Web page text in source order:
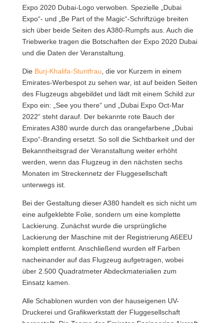
Expo 2020 Dubai-Logo verwoben. Spezielle „Dubai
Expo“- und „Be Part of the Magic“-Schriftzüge breiten
sich über beide Seiten des A380-Rumpfs aus. Auch die
Triebwerke tragen die Botschaften der Expo 2020 Dubai
und die Daten der Veranstaltung.
Die Burj-Khalifa-Stuntfrau , die vor Kurzem in einem
Emirates-Werbespot zu sehen war, ist auf beiden Seiten
des Flugzeugs abgebildet und lädt mit einem Schild zur
Expo ein: „See you there“ und „Dubai Expo Oct-Mar
2022“ steht darauf. Der bekannte rote Bauch der
Emirates A380 wurde durch das orangefarbene „Dubai
Expo“-Branding ersetzt. So soll die Sichtbarkeit und der
Bekanntheitsgrad der Veranstaltung weiter erhöht
werden, wenn das Flugzeug in den nächsten sechs
Monaten im Streckennetz der Fluggesellschaft
unterwegs ist.
Bei der Gestaltung dieser A380 handelt es sich nicht um
eine aufgeklebte Folie, sondern um eine komplette
Lackierung. Zunächst wurde die ursprüngliche
Lackierung der Maschine mit der Registrierung A6EEU
komplett entfernt. Anschließend wurden elf Farben
nacheinander auf das Flugzeug aufgetragen, wobei
über 2.500 Quadratmeter Abdeckmaterialien zum
Einsatz kamen.
Alle Schablonen wurden von der hauseigenen UV-
Druckerei und Grafikwerkstatt der Fluggesellschaft